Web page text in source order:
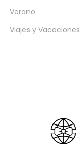
Verano
Viajes y Vacaciones